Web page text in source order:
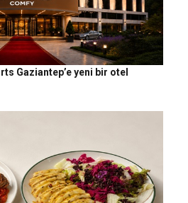
Gaziantep’e yeni bir otel